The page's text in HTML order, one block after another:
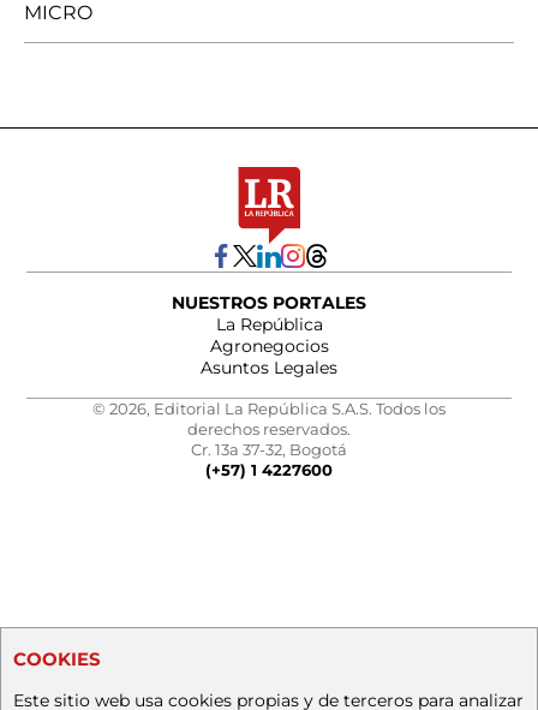
MICRO
NUESTROS PORTALES
La República
Agronegocios
Asuntos Legales
© 2026, Editorial La República S.A.S. Todos los
derechos reservados.
Cr. 13a 37-32, Bogotá
(+57) 1 4227600
COOKIES
Este sitio web usa cookies propias y de terceros para analizar